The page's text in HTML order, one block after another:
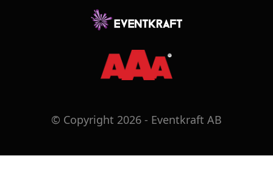
© Copyright 2026 - Eventkraft AB